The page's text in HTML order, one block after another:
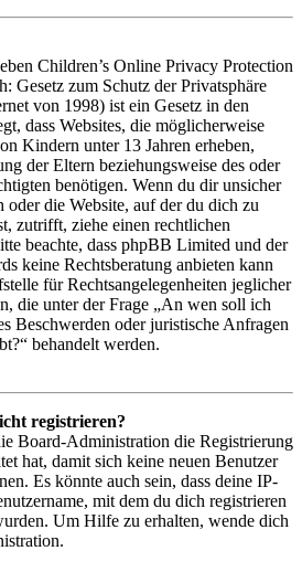
Children’s Online Privacy Protection
Gesetz zum Schutz der Privatsphäre
von 1998) ist ein Gesetz in den
dass Websites, die möglicherweise
Kindern unter 13 Jahren erheben,
der Eltern beziehungsweise des oder
benötigen. Wenn du dir unsicher
oder die Website, auf der du dich zu
zutrifft, ziehe einen rechtlichen
beachte, dass phpBB Limited und der
keine Rechtsberatung anbieten kann
für Rechtsangelegenheiten jeglicher
die unter der Frage „An wen soll ich
Beschwerden oder juristische Anfragen
behandelt werden.
registrieren?
Board-Administration die Registrierung
hat, damit sich keine neuen Benutzer
Es könnte auch sein, dass deine IP-
mit dem du dich registrieren
Um Hilfe zu erhalten, wende dich